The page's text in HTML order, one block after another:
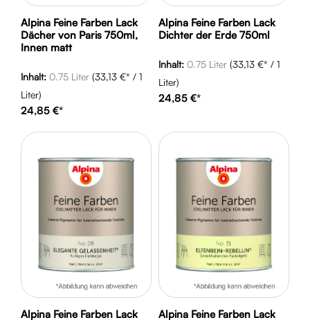
Alpina Feine Farben Lack
Dächer von Paris 750ml,
Innen matt
Inhalt: 0.75 Liter (33,13 €* / 1
Liter)
24,85 €*
Alpina Feine Farben Lack
Dichter der Erde 750ml
Inhalt: 0.75 Liter (33,13 €* / 1
Liter)
24,85 €*
Alpina Feine Farben Lack
Alpina Feine Farben Lack